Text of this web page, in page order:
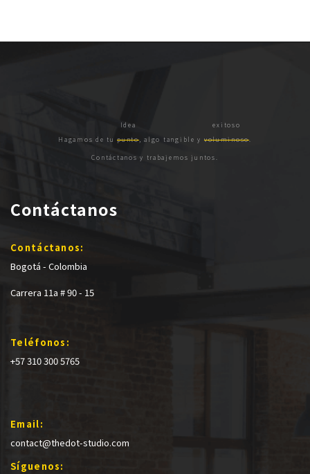
Hagamos de tupunto, algo tangible y voluminoso
Contáctanos y trabajemos juntos.
Contáctanos
Contáctanos:
Bogotá - Colombia
Carrera 11a # 90 - 15
Teléfonos:
+57 310 300 5765
Email:
contact@thedot-studio.com
Síguenos: